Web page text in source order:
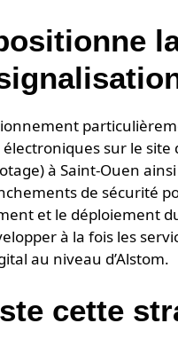
sur le
à Saint-Ouen
de sécurité
et le déploiement
à la fois les
au niveau d’Alstom.
cette